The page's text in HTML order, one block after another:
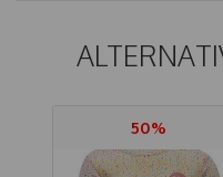
50%